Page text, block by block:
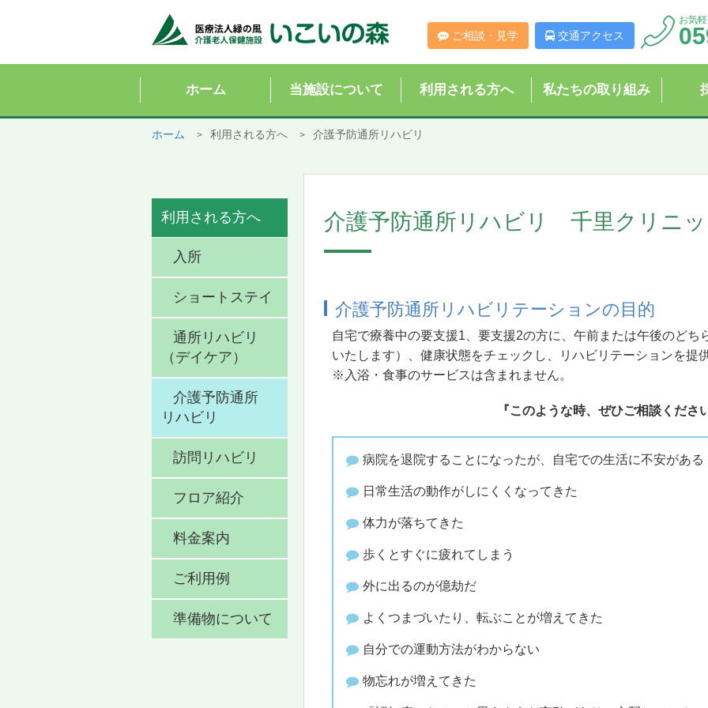
ご相談・見学 交通アクセス
お気
ホーム 当施設について 利用される方へ 私たちの取り組み
ホーム 利用される方へ 介護予防通所リハビリ
利用される方へ
入所
ショートステイ
通所リハビリ
（デイケア）
介護予防通所
リハビリ
訪問リハビリ
フロア紹介
料金案内
ご利用例
準備物について
介護予防通所リハビリ 千里クリニッ
介護予防通所リハビリテーションの目的
自宅で療養中の要支援1、要支援2の方に、午前または午後のどち
いたします）、健康状態をチェックし、リハビリテーションを提
※入浴・食事のサービスは含まれません。
『このような時、ぜひご相談くださ
病院を退院することになったが、自宅での生活に不安がある
日常生活の動作がしにくくなってきた
体力が落ちてきた
歩くとすぐに疲れてしまう
外に出るのが億劫だ
よくつまづいたり、転ぶことが増えてきた
自分での運動方法がわからない
物忘れが増えてきた